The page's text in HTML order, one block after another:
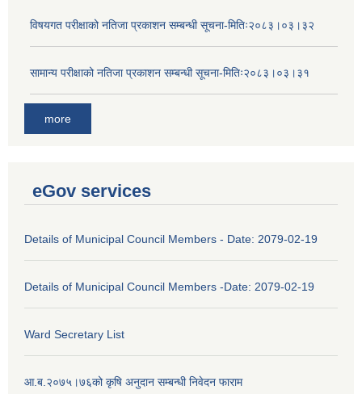
विषयगत परीक्षाको नतिजा प्रकाशन सम्बन्धी सूचना-मितिः२०८३।०३।३२
सामान्य परीक्षाको नतिजा प्रकाशन सम्बन्धी सूचना-मितिः२०८३।०३।३१
more
eGov services
Details of Municipal Council Members - Date: 2079-02-19
Details of Municipal Council Members -Date: 2079-02-19
Ward Secretary List
आ.ब.२०७५।७६को कृषि अनुदान सम्बन्धी निवेदन फाराम